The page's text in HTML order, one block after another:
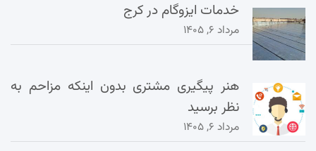
خدمات ایزوگام در کرج
مرداد ۶, ۱۴۰۵
هنر پیگیری مشتری بدون اینکه مزاحم به
نظر برسید
مرداد ۶, ۱۴۰۵